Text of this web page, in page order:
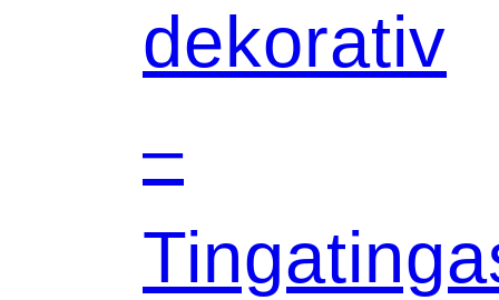
dekorativ
–